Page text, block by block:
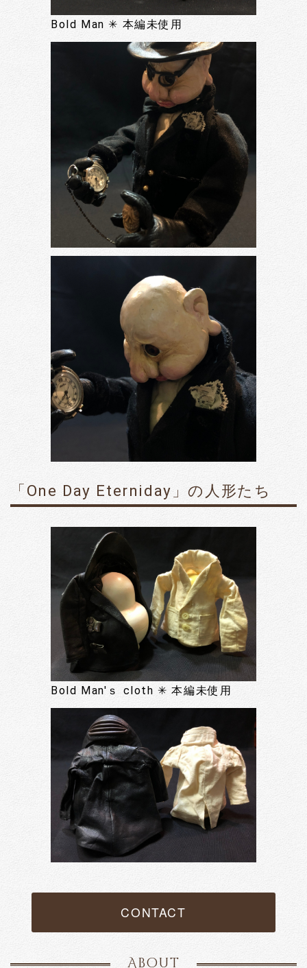
Bold Man ✳︎ 本編未使用
「One Day Eterniday」の人形たち
Bold Man′ｓ cloth ✳︎ 本編未使用
CONTACT
About